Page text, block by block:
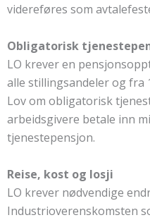
videreføres som
Obligatorisk
LO krever en
alle stillingsandeler og fra
Lov om obligatorisk
arbeidsgivere betale inn
tjenestepensjon.
Reise, kost og losji
LO krever nødvendige
Industrioverenskomsten